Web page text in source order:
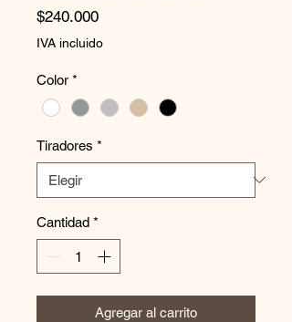
$240.000Precio
IVA incluido
Color *
Tiradores *
Cantidad *
Agregar al carrito